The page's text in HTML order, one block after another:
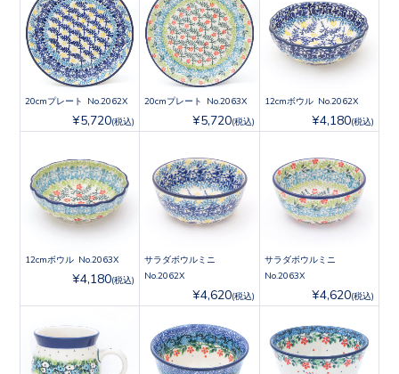
20cmプレート No.2062X
¥5,720(税込)
20cmプレート No.2063X
¥5,720(税込)
12cmボウル No.2062X
¥4,180(税込)
12cmボウル No.2063X
¥4,180(税込)
サラダボウルミニ
No.2062X
¥4,620(税込)
サラダボウルミニ
No.2063X
¥4,620(税込)